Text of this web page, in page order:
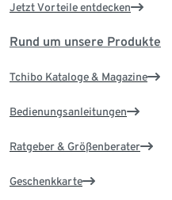
Jetzt Vorteile entdecken
Rund um unsere Produkte
Tchibo Kataloge & Magazine
Bedienungsanleitungen
Ratgeber & Größenberater
Geschenkkarte